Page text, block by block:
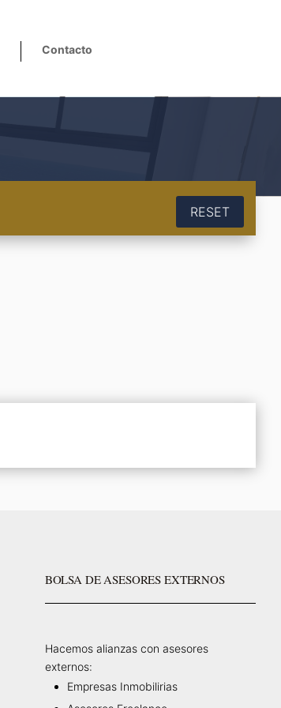
Contacto
RESET
BOLSA DE ASESORES EXTERNOS
Hacemos alianzas con asesores
externos:
Empresas Inmobilirias